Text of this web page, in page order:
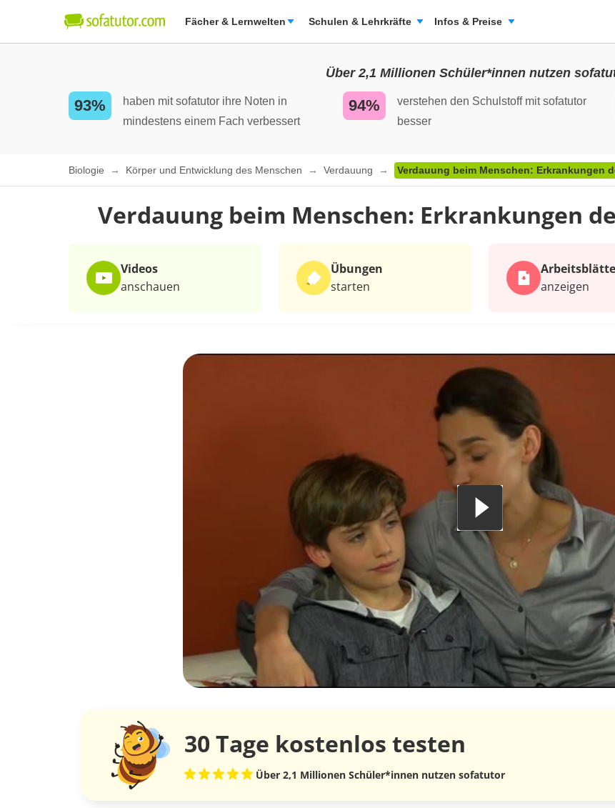
Fächer & Lernwelten Schulen & Lehrkräfte Infos & Preise
Über 2,1 Millionen Schüler*innen nutzen
93%
haben mit sofatutor ihre Noten in
mindestens einem Fach verbessert
94%
verstehen den Schulstoff mit sofatutor
besser
Biologie Körper und Entwicklung des Menschen Verdauung Verdauung beim Menschen: Erkrankungen
Verdauung beim Menschen: Erkrankungen
Videos
anschauen
Übungen
starten
anzeigen
30 Tage kostenlos testen
Über 2,1 Millionen Schüler*innen nutzen sofatutor